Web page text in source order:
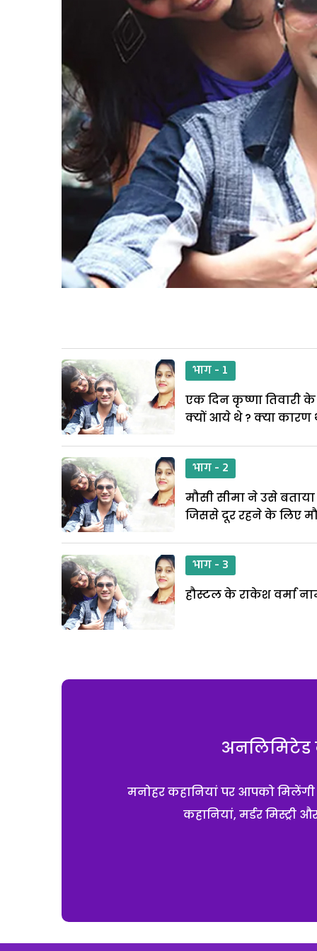
भाग - 1
एक दिन कृष्णा तिवारी के
क्यों आये थे ? क्या कारण
भाग - 2
मौसी सीमा ने उसे
जिससे दूर रहने के लिए
भाग - 3
हौस्टल के राकेश वर्मा
अनलिमिटेड
मनोहर कहानियां पर आपको
कहानियां, मर्डर